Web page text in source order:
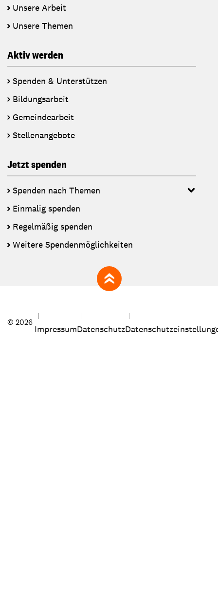
Unsere Arbeit
Unsere Themen
Aktiv werden
Spenden & Unterstützen
Bildungsarbeit
Gemeindearbeit
Stellenangebote
Jetzt spenden
Spenden nach Themen
Einmalig spenden
Regelmäßig spenden
Weitere Spendenmöglichkeiten
zum Seitenanfang
© 2026
ImpressumDatenschutz